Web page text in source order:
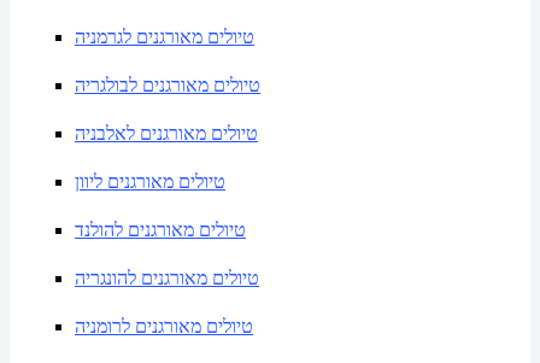
טיולים מאורגנים לגרמניה
טיולים מאורגנים לבולגריה
טיולים מאורגנים לאלבניה
טיולים מאורגנים ליוון
טיולים מאורגנים להולנד
טיולים מאורגנים להונגריה
טיולים מאורגנים לרומניה